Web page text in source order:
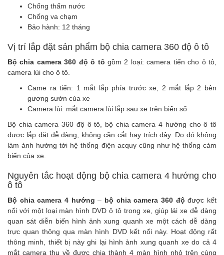
Chống thấm nước
Chống va chạm
Bảo hành: 12 tháng
Vị trí lắp đặt sản phẩm bộ chia camera 360 độ ô tô
Bộ chia camera 360 độ ô tô gồm 2 loại: camera tiến cho ô tô,
camera lùi cho ô tô
Came ra tiến: 1 mắt lắp phía trước xe, 2 mắt lắp 2 bên
gương sườn của xe
Camera lùi: mắt camera lùi lắp sau xe trên biển số
Bộ chia camera 360 độ ô tô, bộ chia camera 4 hướng cho ô tô
được lắp đặt dễ dàng, không cần cắt hay trích dây. Do đó không
làm ảnh hưởng tới hệ thống điện acquy cũng như hệ thống cảm
biến của xe.
Nguyên tắc hoạt động bộ chia camera 4 hướng cho
ô tô
Bộ chia camera 4 hướng – bộ chia camera 360 độ được kết
nối với một loại màn hình DVD ô tôtrong xe, giúp lái xe dễ dàng
quan sát diễn biến hình ảnh xung quanh xe một cách dễ dàng
trực quan thông qua màn hình DVDkết nối này. Hoạt động rất
thông minh, thiết bị này ghi lại hình ảnh xung quanh xe do cả 4
mắt camera thu về được chia thành 4 màn hình nhỏ trên cùng